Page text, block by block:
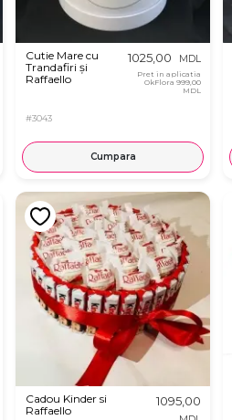
Cutie Mare cu
Trandafiri și
Raffaello
#3043
1025,00 MDL
Pret in aplicatia
OkFlora 999,00
MDL
Cumpara
Cadou Kinder si
Raffaello
1095,00